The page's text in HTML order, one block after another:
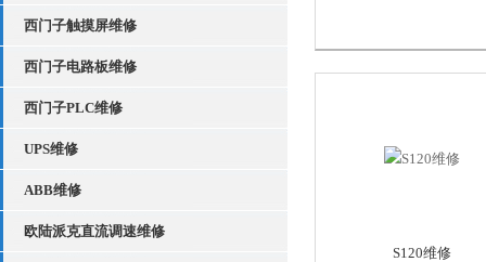
西门子触摸屏维修
西门子电路板维修
西门子PLC维修
UPS维修
ABB维修
欧陆派克直流调速维修
S120维修